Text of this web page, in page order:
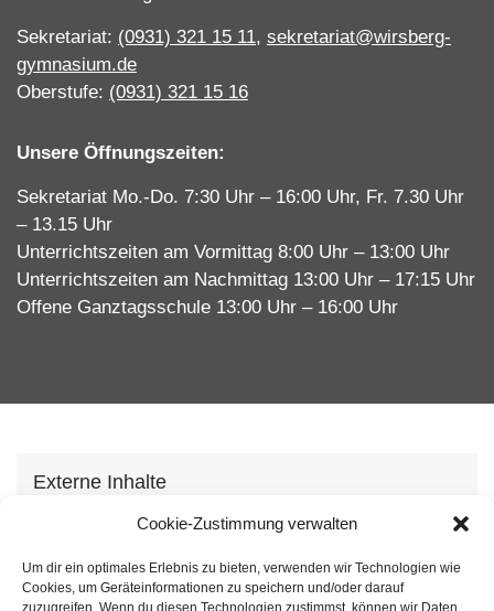
Cookie-Zustimmung verwalten
Um dir ein optimales Erlebnis zu bieten, verwenden wir Technologien wie
Cookies, um Geräteinformationen zu speichern und/oder darauf
zuzugreifen. Wenn du diesen Technologien zustimmst, können wir Daten
Sekretariat: (0931) 321 15 11, sekretariat@wirsberg-
gymnasium.de
Oberstufe: (0931) 321 15 16
Unsere Öffnungszeiten:
Sekretariat Mo.-Do. 7:30 Uhr – 16:00 Uhr, Fr. 7.30 Uhr
– 13.15 Uhr
Unterrichtszeiten am Vormittag 8:00 Uhr – 13:00 Uhr
Unterrichtszeiten am Nachmittag 13:00 Uhr – 17:15 Uhr
Offene Ganztagsschule 13:00 Uhr – 16:00 Uhr
Externe Inhalte
Wir verwenden auf unserer Webseite externe
anzubieten. Mit dem laden der Inhalte stimmen Sie
unsererDatenschutzvereinbarungzu.